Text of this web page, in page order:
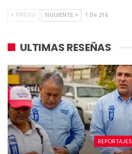
PREVIO SIGUIENTE 1 De 216
ULTIMAS RESEÑAS
REPORTAJES